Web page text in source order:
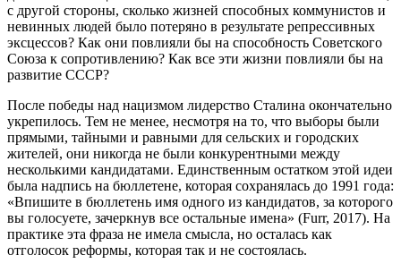
с другой стороны, сколько жизней способных коммунистов и
невинных людей было потеряно в результате репрессивных
эксцессов? Как они повлияли бы на способность Советского
Союза к сопротивлению? Как все эти жизни повлияли бы на
развитие СССР?
После победы над нацизмом лидерство Сталина окончательно
укрепилось. Тем не менее, несмотря на то, что выборы были
прямыми, тайными и равными для сельских и городских
жителей, они никогда не были конкурентными между
несколькими кандидатами. Единственным остатком этой идеи
была надпись на бюллетене, которая сохранялась до 1991 года:
«Впишите в бюллетень имя одного из кандидатов, за которого
вы голосуете, зачеркнув все остальные имена» (Furr, 2017). На
практике эта фраза не имела смысла, но осталась как
отголосок реформы, которая так и не состоялась.